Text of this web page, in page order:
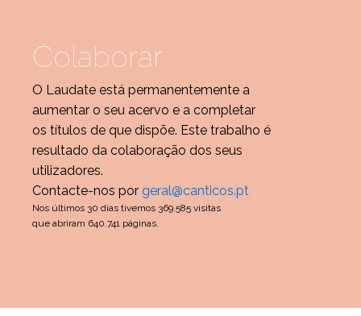
Colaborar
O Laudate está permanentemente a
aumentar o seu acervo e a completar
os títulos de que dispõe. Este trabalho é
resultado da colaboração dos seus
utilizadores.
Contacte-nos por geral@canticos.pt
Nos últimos 30 dias tivemos 369.585 visitas
que abriram 640.741 páginas.